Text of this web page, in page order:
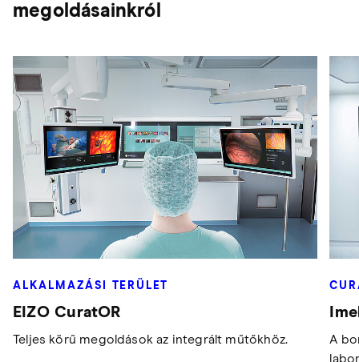
megoldásainkról
ALKALMAZÁSI TERÜLET
EIZO CuratOR
Teljes körű megoldások az integrált műtőkhöz.
A